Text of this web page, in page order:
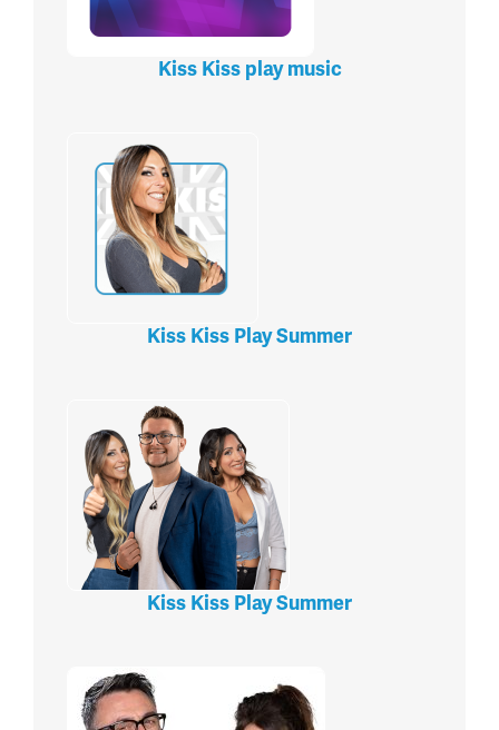
Kiss Kiss play music
Kiss Kiss Play Summer
Kiss Kiss Play Summer